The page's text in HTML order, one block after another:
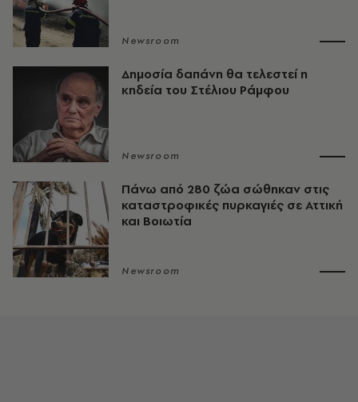
Newsroom
Δημοσία δαπάνη θα τελεστεί η
κηδεία του Στέλιου Ράμφου
Newsroom
Πάνω από 280 ζώα σώθηκαν στις
καταστροφικές πυρκαγιές σε Αττική
και Βοιωτία
Newsroom